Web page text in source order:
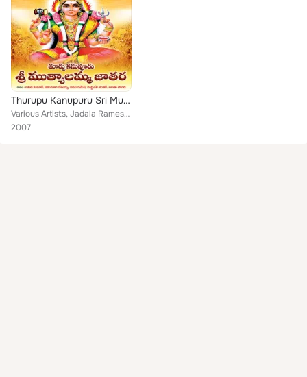
Thurupu Kanupuru Sri Muthyalamma Jathara
Various Artists, Jadala Ramesh, M. Shankar Babu, Devayya, Amma Muthyalamma, Anil Kumar
2007